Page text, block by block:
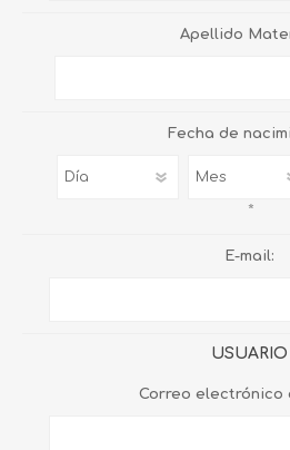
Apellido
Fecha de
*
E-mail:
USUARIO
Correo electrónico